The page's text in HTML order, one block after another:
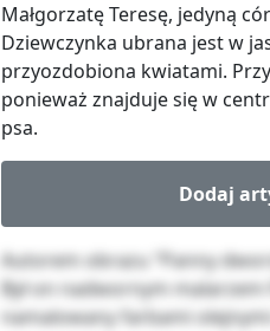
Małgorzatę Teresę, jedyną
Dziewczynka ubrana jest w
przyozdobiona kwiatami.
ponieważ znajduje się w
psa.
Dodaj
Autorem obrazu “Panny
Był on nadwornym
namalowany farbami